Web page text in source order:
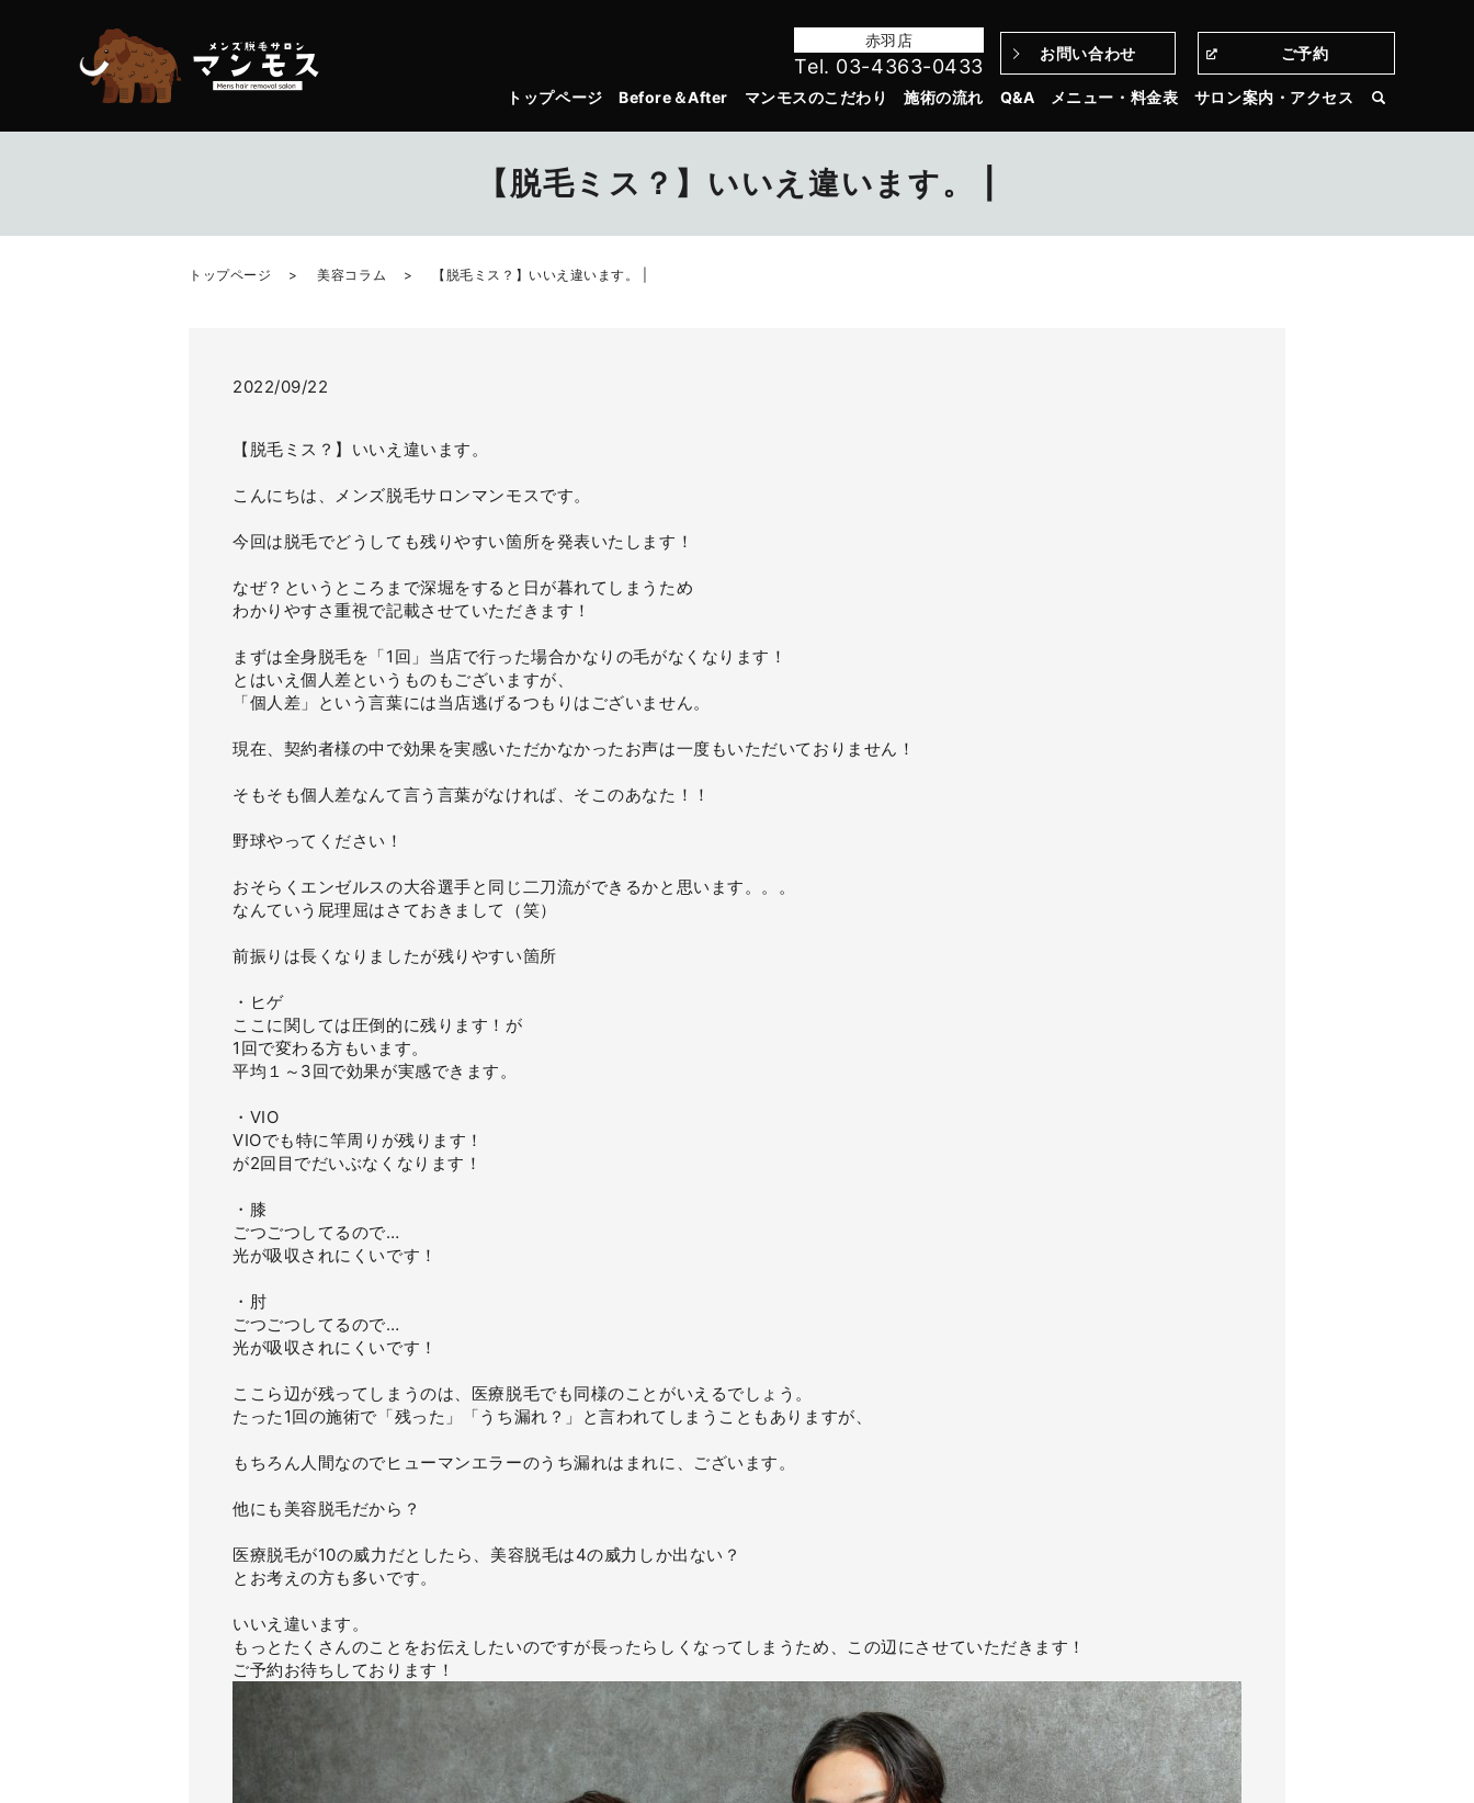
トップページ Before＆After マンモスのこだわり 施術の流れ Q&A メニュー・料金表 サロン案内・アクセス
赤羽店
Tel. 03-4363-0433
お問い合わせ ご予約
【脱毛ミス？】いいえ違います。 |
トップページ 美容コラム 【脱毛ミス？】いいえ違います。 |
2022/09/22
【脱毛ミス？】いいえ違います。
こんにちは、メンズ脱毛サロンマンモスです。
今回は脱毛でどうしても残りやすい箇所を発表いたします！
なぜ？というところまで深堀をすると日が暮れてしまうため
わかりやすさ重視で記載させていただきます！
まずは全身脱毛を「1回」当店で行った場合かなりの毛がなくなります！
とはいえ個人差というものもございますが、
「個人差」という言葉には当店逃げるつもりはございません。
現在、契約者様の中で効果を実感いただかなかったお声は一度もいただいておりません！
そもそも個人差なんて言う言葉がなければ、そこのあなた！！
野球やってください！
おそらくエンゼルスの大谷選手と同じ二刀流ができるかと思います。。。
なんていう屁理屈はさておきまして（笑）
前振りは長くなりましたが残りやすい箇所
・ヒゲ
ここに関しては圧倒的に残ります！が
1回で変わる方もいます。
平均１～3回で効果が実感できます。
・VIO
VIOでも特に竿周りが残ります！
が2回目でだいぶなくなります！
・膝
ごつごつしてるので…
光が吸収されにくいです！
・肘
ごつごつしてるので…
光が吸収されにくいです！
ここら辺が残ってしまうのは、医療脱毛でも同様のことがいえるでしょう。
たった1回の施術で「残った」「うち漏れ？」と言われてしまうこともありますが、
もちろん人間なのでヒューマンエラーのうち漏れはまれに、ございます。
他にも美容脱毛だから？
医療脱毛が10の威力だとしたら、美容脱毛は4の威力しか出ない？
とお考えの方も多いです。
いいえ違います。
もっとたくさんのことをお伝えしたいのですが長ったらしくなってしまうため、この辺にさせていただきます！
ご予約お待ちしております！